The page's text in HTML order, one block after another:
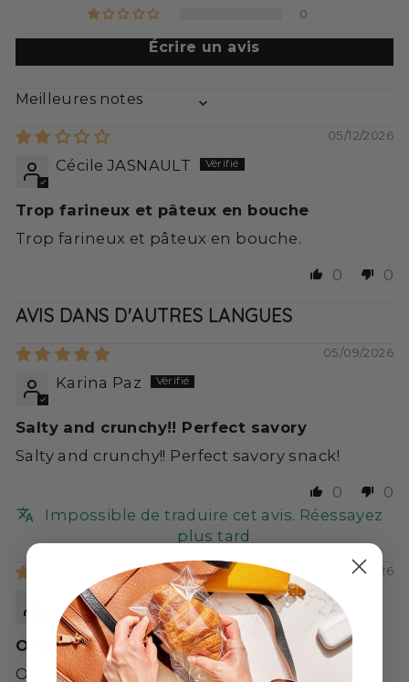
0
Écrire un avis
05/12/2026
Cécile JASNAULT
Trop farineux et pâteux en bouche
Trop farineux et pâteux en bouche.
0
0
AVIS DANS D'AUTRES LANGUES
05/09/2026
Karina Paz
Salty and crunchy!! Perfect savory
Salty and crunchy!! Perfect savory snack!
0
0
Impossible de traduire cet avis. Réessayez
plus tard
03/12/2026
Rita Stephan
Ottimo
Ottimo